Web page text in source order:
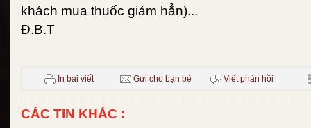
khách mua thuốc giảm hẳn)...
Đ.B.T
In bài viết Gửi cho bạn bè Viết phản hồi
CÁC TIN KHÁC :